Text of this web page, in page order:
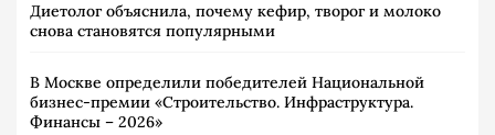
Диетолог объяснила, почему кефир, творог и молоко
снова становятся популярными
В Москве определили победителей Национальной
бизнес-премии «Строительство. Инфраструктура.
Финансы – 2026»